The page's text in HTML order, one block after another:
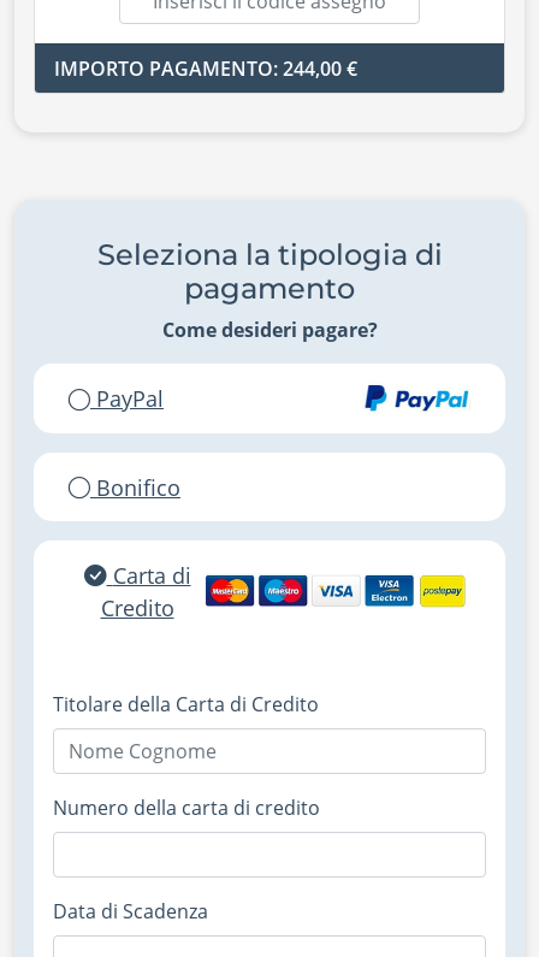
IMPORTO PAGAMENTO: 244,00 €
Seleziona la tipologia di
pagamento
Come desideri pagare?
PayPal
Bonifico
Carta di
Credito
Titolare della Carta di Credito
Numero della carta di credito
Data di Scadenza